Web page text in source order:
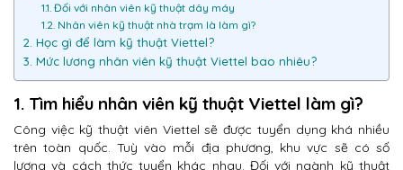
1.1. Đối với nhân viên kỹ thuật dây máy
1.2. Nhân viên kỹ thuật nhà trạm là làm gì?
2. Học gì để làm kỹ thuật Viettel?
3. Mức lương nhân viên kỹ thuật Viettel bao nhiêu?
1. Tìm hiểu nhân viên kỹ thuật Viettel làm gì?
Công việc kỹ thuật viên Viettel sẽ được tuyển dụng khá nhiều
trên toàn quốc. Tuỳ vào mỗi địa phương, khu vực sẽ có số
lượng và cách thức tuyển khác nhau. Đối với ngành kỹ thuật